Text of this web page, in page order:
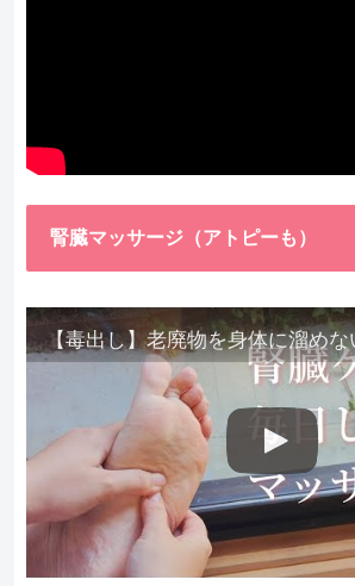
腎臓マッサージ（アトピーも）